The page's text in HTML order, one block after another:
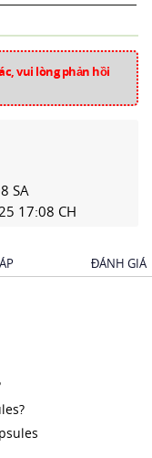
vui lòng phản hồi
SA
17:08 CH
ĐÁNH GIÁ